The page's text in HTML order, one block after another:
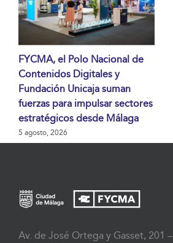
FYCMA, el Polo Nacional de
Contenidos Digitales y
Fundación Unicaja suman
fuerzas para impulsar sectores
estratégicos desde Málaga
5 agosto, 2026
Av. de José Ortega y Gasset, 201 –